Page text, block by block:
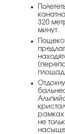
320
минут.
рамках
не